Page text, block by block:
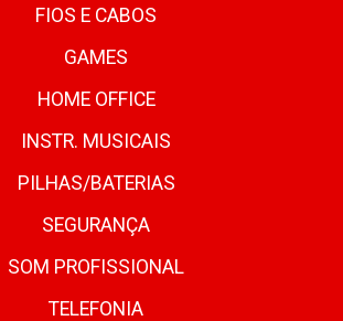
FIOS E CABOS
GAMES
HOME OFFICE
INSTR. MUSICAIS
PILHAS/BATERIAS
SEGURANÇA
SOM PROFISSIONAL
TELEFONIA